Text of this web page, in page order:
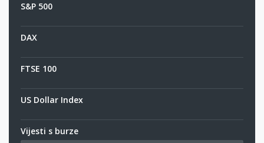
S&P 500
DAX
FTSE 100
US Dollar Index
Vijesti s burze